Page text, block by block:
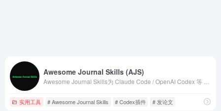
Awesome Journal Skills (AJS)
实用工具 # Awesome Journal Skills # Codex插件 # 发论文